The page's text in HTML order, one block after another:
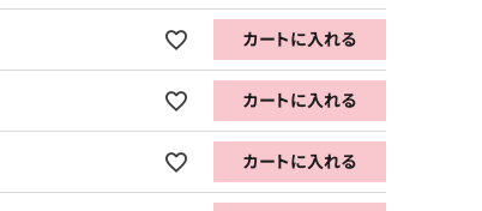
カートに入れる
カートに入れる
カートに入れる